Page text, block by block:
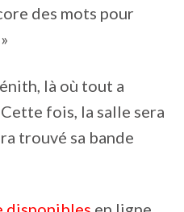
des mots pour
là où tout a
fois, la salle sera
trouvé sa bande